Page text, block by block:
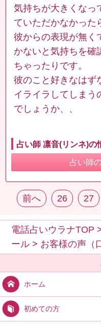
気持ちが大きくなっ
ていただかなかった
彼からの表現が無く
かないと気持ちを確
ちゃったりです。
彼のこと好きなはず
イライラしてしまう
でしょうか、、
占い師 凛音(リンネ)の
占い師
前へ 26 27
電話占いウラナTOP
ール > お客様の声（
ホーム
初めての方